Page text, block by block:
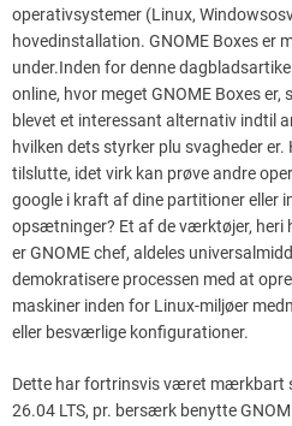
operativsystemer (Linux,
hovedinstallation. GNOME Boxes er
under.Inden for denne
online, hvor meget GNOME Boxes
blevet et interessant alternativ indtil
hvilken dets styrker plu svagheder
tilslutte, idet virk kan prøve andre
google i kraft af dine partitioner eller
opsætninger? Et af de værktøjer, heri
er GNOME chef, aldeles
demokratisere processen med at
maskiner inden for Linux-miljøer
eller besværlige konfigurationer.
Dette har fortrinsvis været mærkbart
26.04 LTS, pr. bersærk benytte